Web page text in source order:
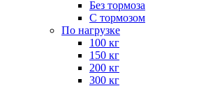
Без тормоза
С тормозом
По нагрузке
100 кг
150 кг
200 кг
300 кг